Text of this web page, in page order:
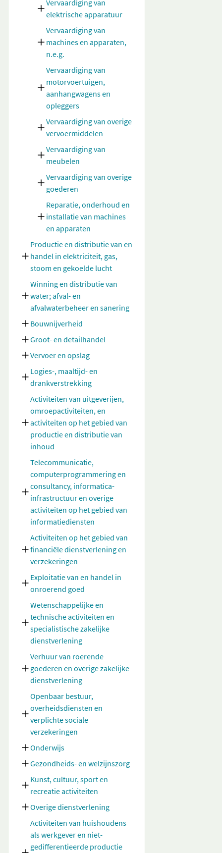
Vervaardiging van
elektrische apparatuur
Vervaardiging van
machines en apparaten,
n.e.g.
Vervaardiging van
motorvoertuigen,
aanhangwagens en
opleggers
Vervaardiging van overige
vervoermiddelen
Vervaardiging van
meubelen
Vervaardiging van overige
goederen
Reparatie, onderhoud en
installatie van machines
en apparaten
Productie en distributie van en
handel in elektriciteit, gas,
stoom en gekoelde lucht
Winning en distributie van
water; afval- en
afvalwaterbeheer en sanering
Bouwnijverheid
Groot- en detailhandel
Vervoer en opslag
Logies-, maaltijd- en
drankverstrekking
Activiteiten van uitgeverijen,
omroepactiviteiten, en
activiteiten op het gebied van
productie en distributie van
inhoud
Telecommunicatie,
computerprogrammering en
consultancy, informatica-
infrastructuur en overige
activiteiten op het gebied van
informatiediensten
Activiteiten op het gebied van
financiële dienstverlening en
verzekeringen
Exploitatie van en handel in
onroerend goed
Wetenschappelijke en
technische activiteiten en
specialistische zakelijke
dienstverlening
Verhuur van roerende
goederen en overige zakelijke
dienstverlening
Openbaar bestuur,
overheidsdiensten en
verplichte sociale
verzekeringen
Onderwijs
Gezondheids- en welzijnszorg
Kunst, cultuur, sport en
recreatie activiteiten
Overige dienstverlening
Activiteiten van huishoudens
als werkgever en niet-
gedifferentieerde productie